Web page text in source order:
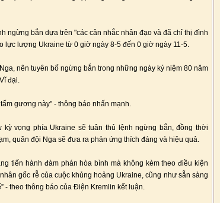
ngừng bắn dựa trên "các cân nhắc nhân đạo và đã chỉ thị đình
lực lượng Ukraine từ 0 giờ ngày 8-5 đến 0 giờ ngày 11-5.
nên tuyên bố ngừng bắn trong những ngày kỷ niệm 80 năm
đại.
gương này" - thông báo nhấn mạnh.
kỳ vọng phía Ukraine sẽ tuân thủ lệnh ngừng bắn, đồng thời
quân đội Nga sẽ đưa ra phản ứng thích đáng và hiệu quả.
tiến hành đàm phán hòa bình mà không kèm theo điều kiện
gốc rễ của cuộc khủng hoảng Ukraine, cũng như sẵn sàng
- theo thông báo của Điện Kremlin kết luận.